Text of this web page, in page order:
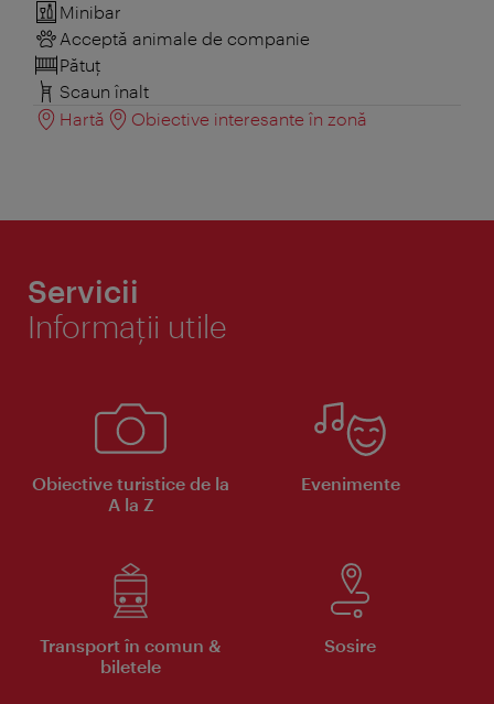
Minibar
Acceptă animale de companie
Pătuţ
Scaun înalt
Hartă
Obiective interesante în zonă
Servicii
Informaţii utile
Obiective turistice de la
A la Z
Evenimente
Transport în comun &
biletele
Sosire